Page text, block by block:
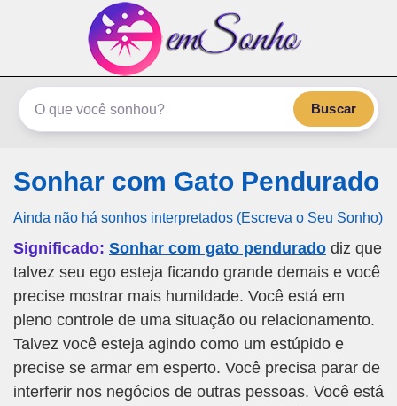
emSonho.com
Os sonhos significam mais
Buscar
Sonhar com Gato Pendurado
Ainda não há sonhos interpretados (Escreva o Seu Sonho)
Significado: Sonhar com gato pendurado diz que
talvez seu ego esteja ficando grande demais e você
precise mostrar mais humildade. Você está em
pleno controle de uma situação ou relacionamento.
Talvez você esteja agindo como um estúpido e
precise se armar em esperto. Você precisa parar de
interferir nos negócios de outras pessoas. Você está